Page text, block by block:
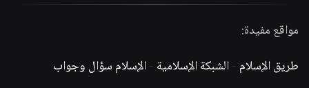
مواقع مفيدة:
طريق الإسلام -الشبكة الإسلامية -الإسلام سؤال وجواب